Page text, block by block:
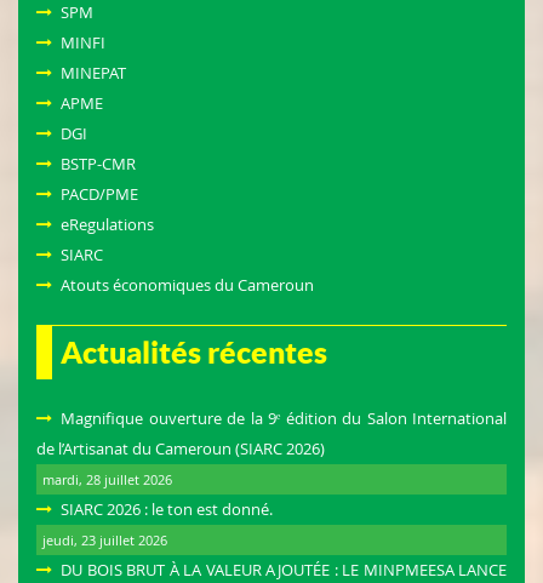
SPM
MINFI
MINEPAT
APME
DGI
BSTP-CMR
PACD/PME
eRegulations
SIARC
Atouts économiques du Cameroun
Actualités récentes
Magnifique ouverture de la 9ᵉ édition du Salon International
de l’Artisanat du Cameroun (SIARC 2026)
mardi, 28 juillet 2026
SIARC 2026 : le ton est donné.
jeudi, 23 juillet 2026
DU BOIS BRUT À LA VALEUR AJOUTÉE : LE MINPMEESA LANCE